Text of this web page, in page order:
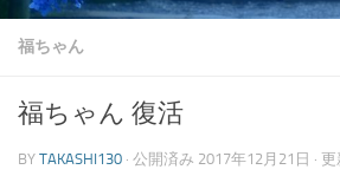
福ちゃん
福ちゃん 復活
BY TAKASHI130 · 公開済み 2017年12月21日 ·